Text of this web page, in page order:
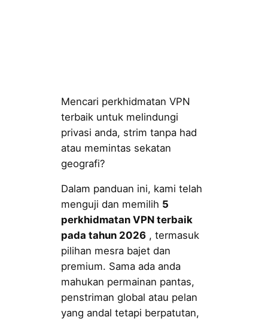
Mencari perkhidmatan VPN
terbaik untuk melindungi
privasi anda, strim tanpa had
atau memintas sekatan
geografi?
Dalam panduan ini, kami telah
menguji dan memilih 5
perkhidmatan VPN terbaik
pada tahun 2026, termasuk
pilihan mesra bajet dan
premium. Sama ada anda
mahukan permainan pantas,
penstriman global atau pelan
yang andal tetapi berpatutan,